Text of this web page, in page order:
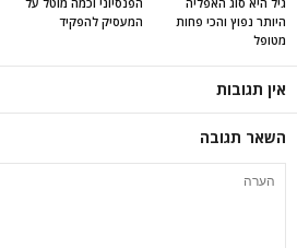
המעסיק להפקיד
היותר נפוץ והכי פחות
מטופל
אין תגובות
השאר תגובה